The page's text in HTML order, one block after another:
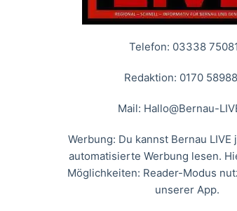
Telefon: 03338
Redaktion: 0170
Mail: Hallo@Bernau-
Werbung: Du kannst Bernau
automatisierte Werbung lesen.
Möglichkeiten: Reader-Modus
unserer App.